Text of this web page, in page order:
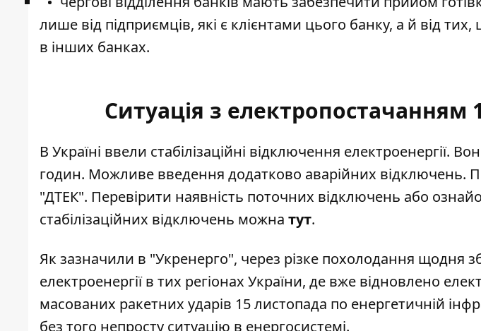
лише від підприємців, які є клієнтами цього банку, а й від
в інших банках.
Ситуація з електропостачанням
В Україні ввели стабілізаційні відключення електроенергії.
годин. Можливе введення додатково аварійних відключень.
"ДТЕК". Перевірити наявність поточних відключень або
стабілізаційних відключень можна тут.
Як зазначили в "Укренерго", через різке похолодання щодня
електроенергії в тих регіонах України, де вже відновлено
масованих ракетних ударів 15 листопада по енергетичній
без того непросту ситуацію в енергосистемі.